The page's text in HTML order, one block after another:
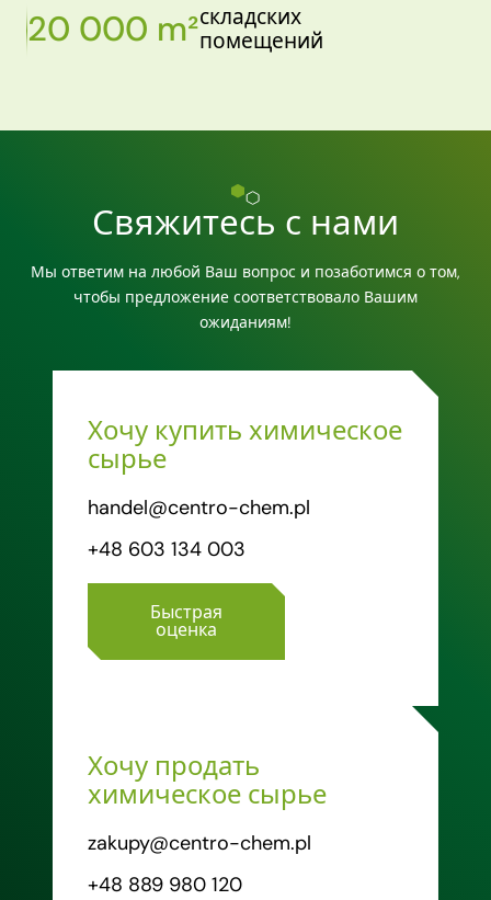
20 000 m²складских
помещений
Свяжитесь с нами
Мы ответим на любой Ваш вопрос и позаботимся о том,
чтобы предложение соответствовало Вашим
ожиданиям!
Хочу купить химическое
сырье
handel@centro-chem.pl
+48 603 134 003
Быстрая
оценка
Хочу продать
химическое сырье
zakupy@centro-chem.pl
+48 889 980 120